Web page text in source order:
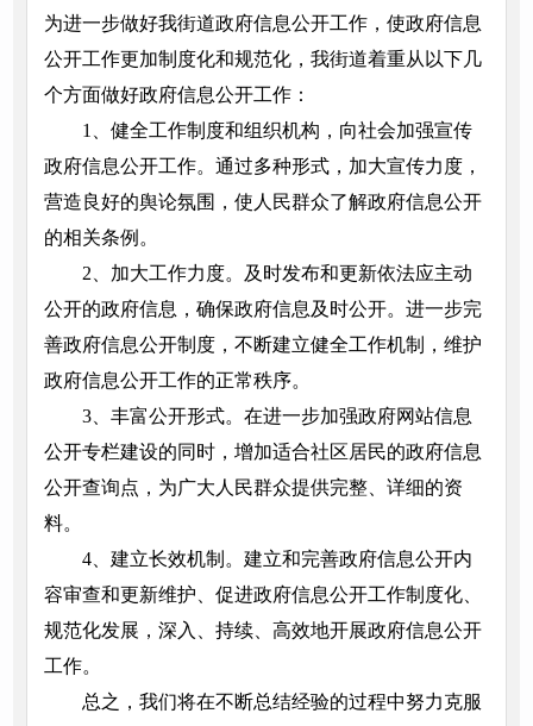
为进一步做好我街道政府信息公开工作，使政府信息
公开工作更加制度化和规范化，我街道着重从以下几
个方面做好政府信息公开工作：
1、健全工作制度和组织机构，向社会加强宣传
政府信息公开工作。通过多种形式，加大宣传力度，
营造良好的舆论氛围，使人民群众了解政府信息公开
的相关条例。
2、加大工作力度。及时发布和更新依法应主动
公开的政府信息，确保政府信息及时公开。进一步完
善政府信息公开制度，不断建立健全工作机制，维护
政府信息公开工作的正常秩序。
3、丰富公开形式。在进一步加强政府网站信息
公开专栏建设的同时，增加适合社区居民的政府信息
公开查询点，为广大人民群众提供完整、详细的资
料。
4、建立长效机制。建立和完善政府信息公开内
容审查和更新维护、促进政府信息公开工作制度化、
规范化发展，深入、持续、高效地开展政府信息公开
工作。
总之，我们将在不断总结经验的过程中努力克服